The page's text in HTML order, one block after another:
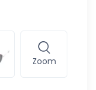
Zoom